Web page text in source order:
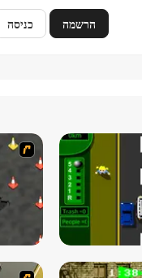
הרשמה כניסה